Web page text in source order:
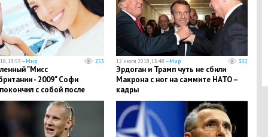
13:59 —Мир 253
"Мисс
- 2009" Софи
с собой после
12 июля 2018, 13:48 —Мир 332
​Эрдоган и Трамп чуть не сбили
Макрона с ног на саммите НАТО –
кадры